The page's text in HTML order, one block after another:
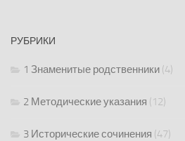
РУБРИКИ
1 Знаменитые родственники (4)
2 Методические указания (12)
3 Исторические сочинения (47)